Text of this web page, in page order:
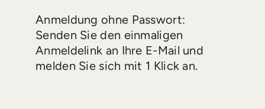
Anmeldung ohne Passwort:
Senden Sie den einmaligen
Anmeldelink an Ihre E-Mail und
melden Sie sich mit 1 Klick an.